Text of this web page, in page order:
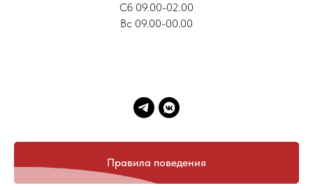
Сб 09.00-02.00
Вс 09.00-00.00
Правила поведения